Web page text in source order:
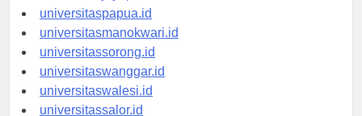
universitasjayapura.id
universitaspapua.id
universitasmanokwari.id
universitassorong.id
universitaswanggar.id
universitaswalesi.id